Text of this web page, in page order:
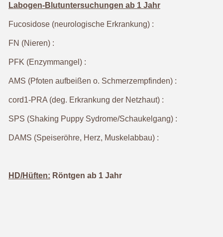
Labogen-Blutuntersuchungen ab 1 Jahr
Fucosidose (neurologische Erkrankung) :
FN (Nieren) :
PFK (Enzymmangel) :
AMS (Pfoten aufbeißen o. Schmerzempfinden) :
cord1-PRA (deg. Erkrankung der Netzhaut) :
SPS (Shaking Puppy Sydrome/Schaukelgang) :
DAMS (Speiseröhre, Herz, Muskelabbau) :
HD/Hüften: Röntgen ab 1 Jahr